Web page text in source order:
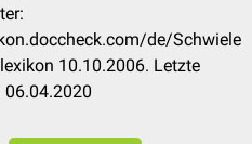
de/Schwiele
10.10.2006. Letzte
06.04.2020